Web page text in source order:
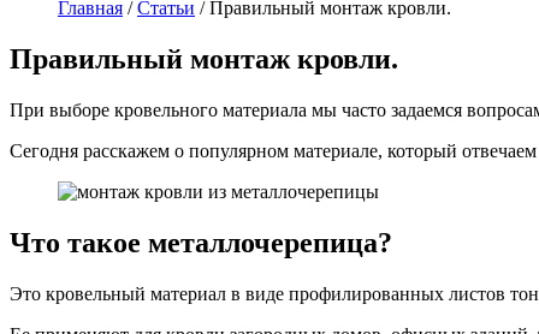
Главная /Статьи /Правильный монтаж кровли.
Правильный монтаж кровли.
При выборе кровельного материала мы часто задаемся
Сегодня расскажем о популярном материале, который
Что такое металлочерепица?
Это кровельный материал в виде профилированных листов